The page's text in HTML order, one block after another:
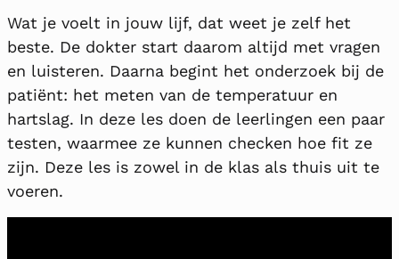
Wat je voelt in jouw lijf, dat weet je zelf het
beste. De dokter start daarom altijd met vragen
en luisteren. Daarna begint het onderzoek bij de
patiënt: het meten van de temperatuur en
hartslag. In deze les doen de leerlingen een paar
testen, waarmee ze kunnen checken hoe fit ze
zijn. Deze les is zowel in de klas als thuis uit te
voeren.